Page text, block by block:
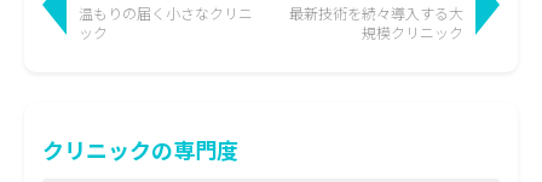
温もりの届く 小さなクリニ
ック
最新技術を続々導入する大
規模クリニック
クリニックの専門度